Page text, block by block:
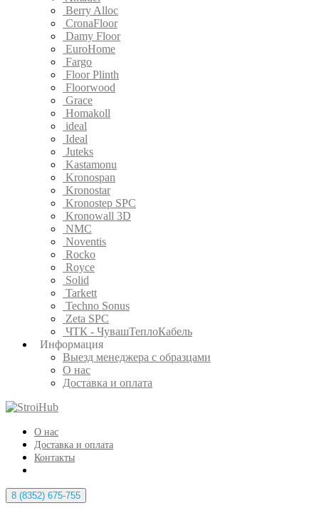
Berry Alloc
CronaFloor
Damy Floor
EuroHome
Fargo
Floor Plinth
Floorwood
Grace
Homakoll
ideal
Ideal
Juteks
Kastamonu
Kronospan
Kronostar
Kronostep SPC
Kronowall 3D
NMC
Noventis
Rocko
Royce
Solid
Tarkett
Techno Sonus
Zeta SPC
ЧТК - ЧувашТеплоКабель
Информация
Выезд менеджера с образцами
О нас
Доставка и оплата
О нас
Доставка и оплата
Контакты
8 (8352) 675-755